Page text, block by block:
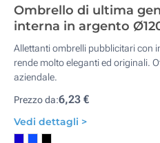
Ombrello di ultima
interna in argento
Allettanti ombrelli pubblicitari con
rende molto eleganti ed originali.
aziendale.
Prezzo da:6,23 €
Vedi dettagli >